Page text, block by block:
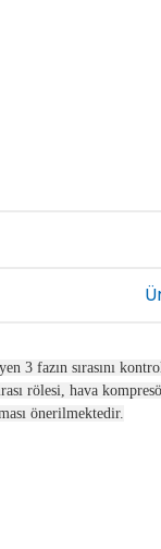
3 fazın sırasını
rölesi, hava
önerilmektedir.